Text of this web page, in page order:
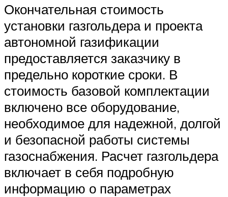
Окончательная стоимость
установки газгольдера и проекта
автономной газификации
предоставляется заказчику в
предельно короткие сроки. В
стоимость базовой комплектации
включено все оборудование,
необходимое для надежной, долгой
и безопасной работы системы
газоснабжения. Расчет газгольдера
включает в себя подробную
информацию о параметрах